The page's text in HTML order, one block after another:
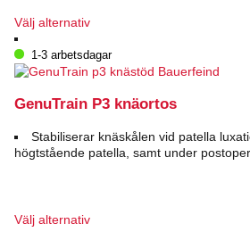
Välj alternativDen
produkten
har
varianter.
olika
alternativen
1-3 arbetsdagar
GenuTrain P3 knäortos
Stabiliserar knäskålen vid patella
högtstående patella, samt under
Välj alternativDen